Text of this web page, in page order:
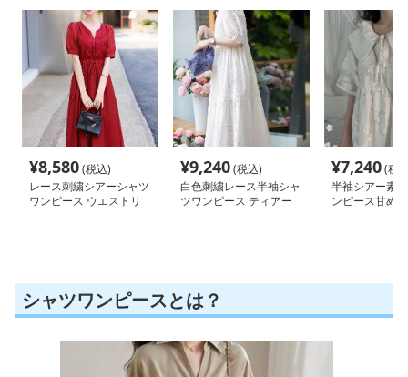
¥8,580(税込)
レース刺繍シアーシャツ
ワンピース ウエストリ
¥9,240(税込)
白色刺繍レース半袖シャ
ツワンピース ティアー
¥7,240(税
半袖シアー素
ンピース甘め系
シャツワンピースとは？